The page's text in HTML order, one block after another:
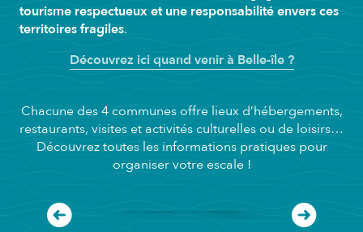
tourisme respectueux et une responsabilité envers ces
territoires fragiles.
Découvrez ici quand venir à Belle-île ?
Chacune des 4 communes offre lieux d’hébergements,
restaurants, visites et activités culturelles ou de loisirs…
Découvrez toutes les informations pratiques pour
organiser votre escale !